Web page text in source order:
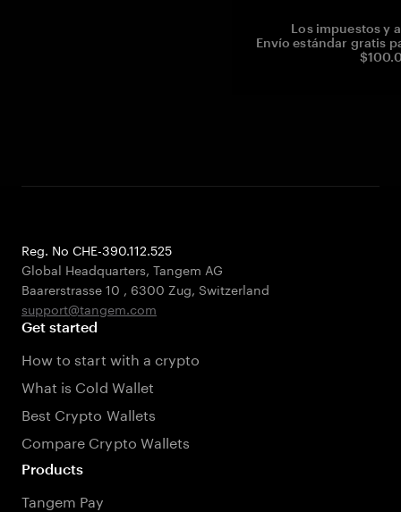
Los impuestos y
Envío estándar gratis
Reg. No CHE-390.112.525
Global Headquarters, Tangem AG
Baarerstrasse 10 , 6300 Zug, Switzerland
support@tangem.com
Get started
How to start with a crypto
What is Cold Wallet
Best Crypto Wallets
Compare Crypto Wallets
Products
Tangem Pay